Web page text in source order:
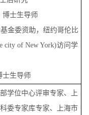
博士生导师
金委资助，纽约哥伦比
city of New York)访问学
士生导师
学位中心评审专家、上
委专家库专家、上海市